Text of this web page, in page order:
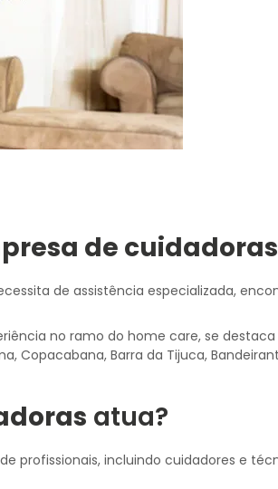
de cuidadoras
de assistência especializada,
no ramo do home care, se
Copacabana, Barra da Tijuca,
atua?
profissionais, incluindo cuidadores e